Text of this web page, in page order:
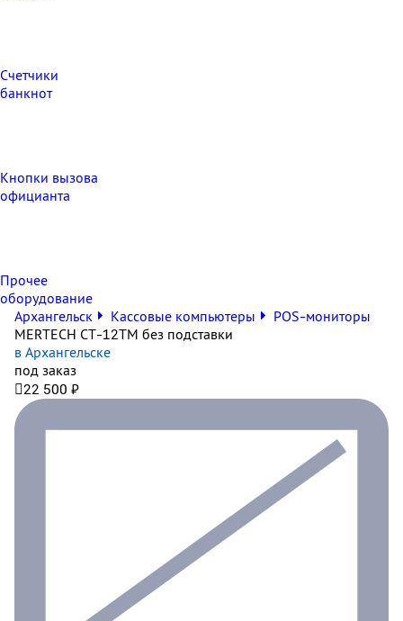
Счетчики
банкнот
Кнопки вызова
официанта
Прочее
оборудование
Архангельск
Кассовые компьютеры
POS-мониторы
MERTECH CT-12ТM без подставки
в Архангельске
под заказ
22 500 ₽